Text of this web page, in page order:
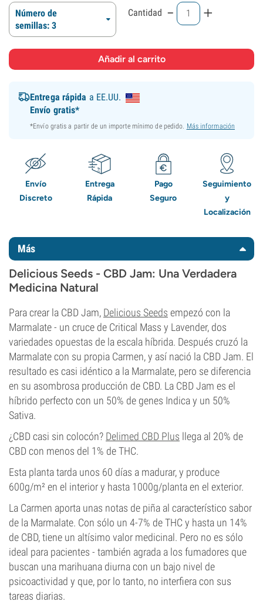
Número de
semillas: 3
Cantidad - +
Entrega rápida a EE.UU.
Envío gratis*
*Envío gratis a partir de un importe mínimo de pedido. Más información
Envío
Discreto
Entrega
Rápida
Pago
Seguro
Seguimiento
y
Localización
Más
Delicious Seeds - CBD Jam: Una Verdadera
Medicina Natural
Para crear la CBD Jam, Delicious Seeds empezó con la
Marmalate - un cruce de Critical Mass y Lavender, dos
variedades opuestas de la escala híbrida. Después cruzó la
Marmalate con su propia Carmen, y así nació la CBD Jam. El
resultado es casi idéntico a la Marmalate, pero se diferencia
en su asombrosa producción de CBD. La CBD Jam es el
híbrido perfecto con un 50% de genes Indica y un 50%
Sativa.
¿CBD casi sin colocón? Delimed CBD Plus llega al 20% de
CBD con menos del 1% de THC.
Esta planta tarda unos 60 días a madurar, y produce
600g/m² en el interior y hasta 1000g/planta en el exterior.
La Carmen aporta unas notas de piña al característico sabor
de la Marmalate. Con sólo un 4-7% de THC y hasta un 14%
de CBD, tiene un altísimo valor medicinal. Pero no es sólo
ideal para pacientes - también agrada a los fumadores que
buscan una marihuana diurna con un bajo nivel de
psicoactividad y que, por lo tanto, no interfiera con sus
tareas diarias.